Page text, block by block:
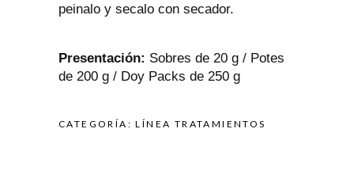
peinalo y secalo con secador.
Presentación: Sobres de 20 g / Potes
de 200 g / Doy Packs de 250 g
CATEGORÍA:LÍNEA TRATAMIENTOS